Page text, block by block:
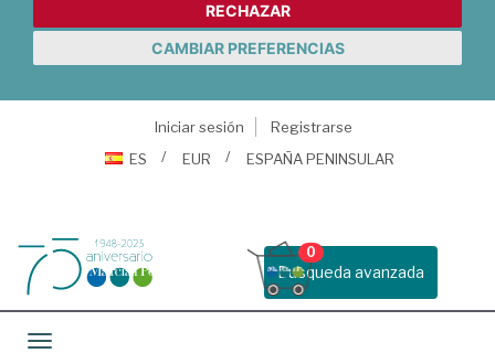
RECHAZAR
CAMBIAR PREFERENCIAS
Iniciar sesión
Registrarse
ES
EUR ESPAÑA PENINSULAR
Busqueda avanzada
0
Toggle navigation